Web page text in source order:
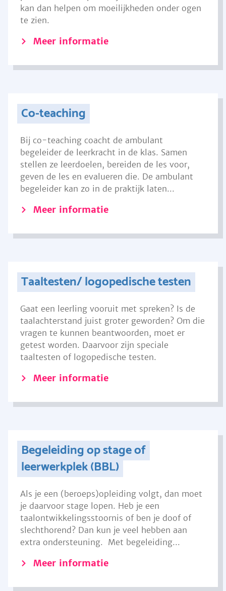
kan dan helpen om moeilijkheden onder ogen
te zien.
Meer informatie
Co-teaching
Bij co-teaching coacht de ambulant
begeleider de leerkracht in de klas. Samen
stellen ze leerdoelen, bereiden de les voor,
geven de les en evalueren die. De ambulant
begeleider kan zo in de praktijk laten...
Meer informatie
Taaltesten/ logopedische testen
Gaat een leerling vooruit met spreken? Is de
taalachterstand juist groter geworden? Om die
vragen te kunnen beantwoorden, moet er
getest worden. Daarvoor zijn speciale
taaltesten of logopedische testen.
Meer informatie
Begeleiding op stage of
leerwerkplek (BBL)
Als je een (beroeps)opleiding volgt, dan moet
je daarvoor stage lopen. Heb je een
taalontwikkelingsstoornis of ben je doof of
slechthorend? Dan kun je veel hebben aan
extra ondersteuning. Met begeleiding...
Meer informatie